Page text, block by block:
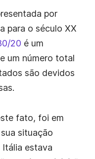
por
para o século XX
20 é um
um número total
são devidos
fato, foi em
situação
Itália estava